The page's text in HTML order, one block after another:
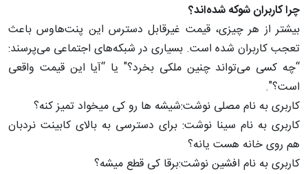
چرا کاربران شوکه شده‌اند؟
بیشتر از هر چیزی، قیمت غیرقابل دسترس این پنت‌هاوس باعث
تعجب کاربران شده است. بسیاری در شبکه‌های اجتماعی می‌پرسند:
“چه کسی می‌تواند چنین ملکی بخرد؟" یا “آیا این قیمت واقعی
است؟".
کاربری به نام مصلی نوشت:شیشه ها رو کی میخواد تمیز کنه؟
کاربری به نام سینا نوشت: برای دسترسی به بالای کابینت نردبان
هم روی خانه هست یانه؟
کاربری به نام افشین نوشت:برقا کی قطع میشه؟